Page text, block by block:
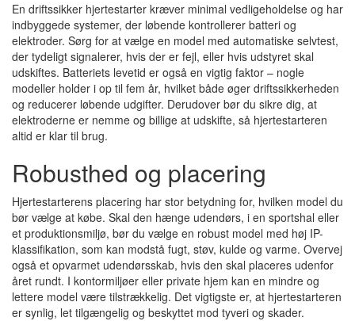
En driftssikker hjertestarter kræver minimal vedligeholdelse og har
indbyggede systemer, der løbende kontrollerer batteri og
elektroder. Sørg for at vælge en model med automatiske selvtest,
der tydeligt signalerer, hvis der er fejl, eller hvis udstyret skal
udskiftes. Batteriets levetid er også en vigtig faktor – nogle
modeller holder i op til fem år, hvilket både øger driftssikkerheden
og reducerer løbende udgifter. Derudover bør du sikre dig, at
elektroderne er nemme og billige at udskifte, så hjertestarteren
altid er klar til brug.
Robusthed og placering
Hjertestarterens placering har stor betydning for, hvilken model du
bør vælge at købe. Skal den hænge udendørs, i en sportshal eller
et produktionsmiljø, bør du vælge en robust model med høj IP-
klassifikation, som kan modstå fugt, støv, kulde og varme. Overvej
også et opvarmet udendørsskab, hvis den skal placeres udenfor
året rundt. I kontormiljøer eller private hjem kan en mindre og
lettere model være tilstrækkelig. Det vigtigste er, at hjertestarteren
er synlig, let tilgængelig og beskyttet mod tyveri og skader.